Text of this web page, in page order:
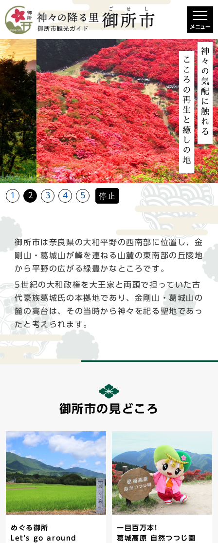
メニュー
1 2 3 4 5 停止
御所市は奈良県の大和平野の西南部に位置し、金
剛山・葛城山が峰を連ねる山麓の東南部の丘陵地
から平野の広がる緑豊かなところです。
5世紀の大和政権を大王家と両頭で担っていた古
代豪族葛城氏の本拠地であり、金剛山・葛城山の
麓の高台は、その当時から神々を祀る聖地であっ
たと考えられます。
御所市の見どころ
めぐる御所
Let's go around
一目百万本!
葛城高原 自然つつじ園